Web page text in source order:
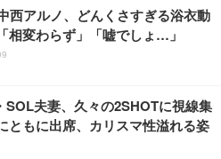
西アルノ、どんくさすぎる浴衣動
相変わらず」「嘘でしょ…」
夫妻、久々の2SHOTに視線集
ともに出席、カリスマ性溢れる姿